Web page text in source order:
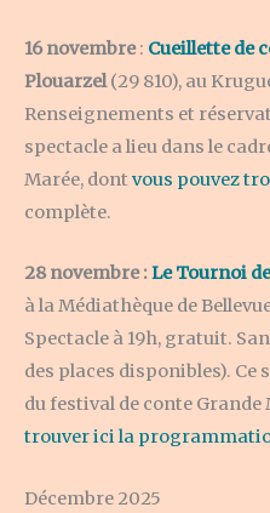
16 novembre: Cueillette de
Plouarzel(29 810), au
Renseignements et
spectacle a lieu dans le
Marée, dont vous pouvez
complète.
28 novembre :Le Tournoi
à la Médiathèque de
Spectacle à 19h, gratuit.
des places disponibles). Ce
du festival de conte Grande
trouver ici la
Décembre 2025